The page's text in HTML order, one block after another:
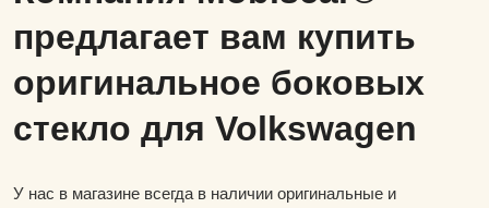
предлагает вам купить
оригинальное боковых
стекло для Volkswagen
У нас в магазине всегда в наличии оригинальные и